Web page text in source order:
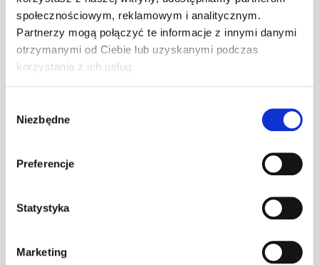
społecznościowym, reklamowym i analitycznym.
Partnerzy mogą połączyć te informacje z innymi danymi
otrzymanymi od Ciebie lub uzyskanymi podczas
korzystania z ich usług.
zgody
Niezbędne
Preferencje
Statystyka
Marketing
Uchwyt płotka
przeciwśn. 155
mm SD
brązowy
szt –